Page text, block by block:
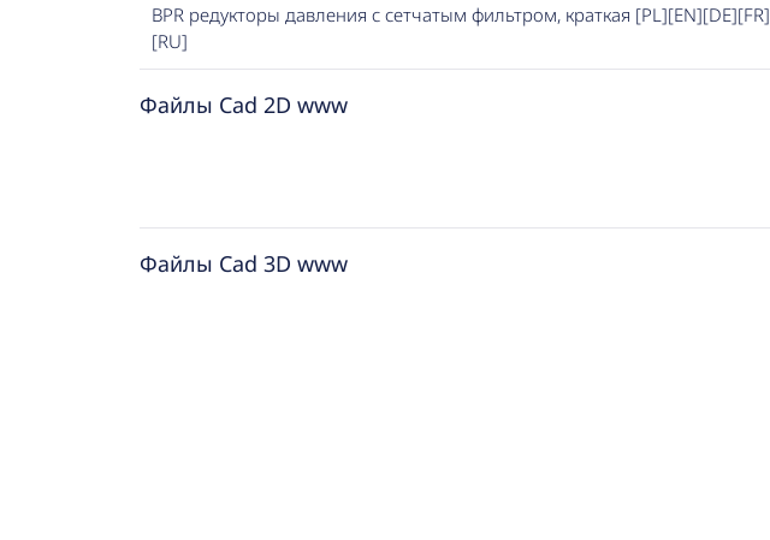
BPR редукторы давления с сетчатым фильтром, краткая [PL][EN][DE][FR]
[RU]
Файлы Cad 2D www
Файлы Cad 3D www